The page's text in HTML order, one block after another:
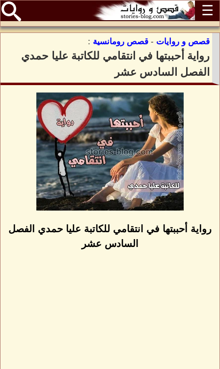
☰
قصص و روايات - قصص رومانسية :
رواية أحببتها في انتقامي للكاتبة عليا حمدي
الفصل السادس عشر
رواية أحببتها في انتقامي للكاتبة عليا حمدي الفصل
السادس عشر